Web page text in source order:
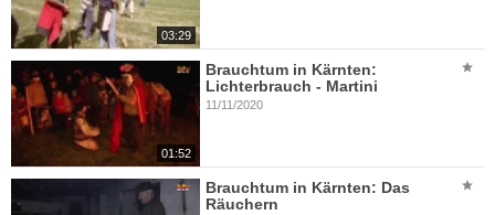
03:29
01:52
Brauchtum in Kärnten:
Lichterbrauch - Martini
11/11/2020
Brauchtum in Kärnten: Das
Räuchern